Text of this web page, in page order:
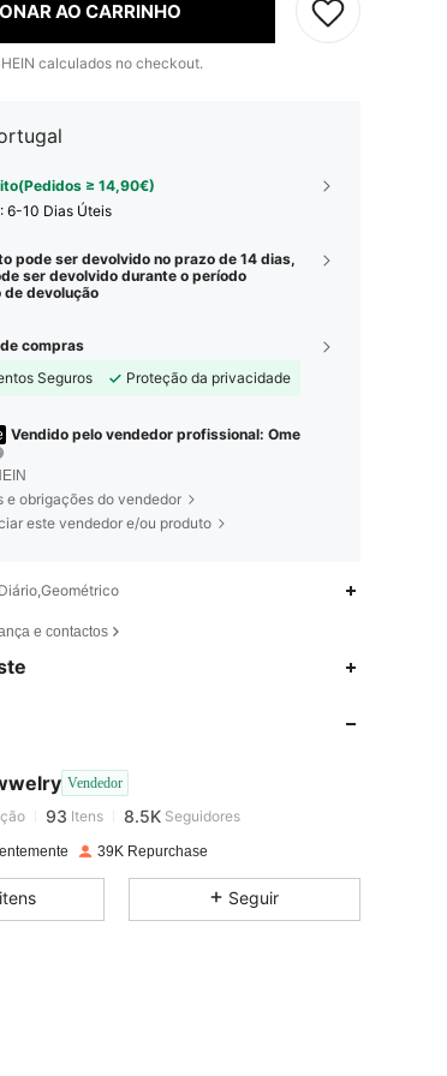
AO CARRINHO
calculados no checkout.
≥ 14,90€)
6-10 Dias Úteis
pode ser devolvido no prazo de 14 dias,
ser devolvido durante o período
devolução
compras
Seguros
Proteção da privacidade
Vendido pelo vendedor profissional: Ome
e obrigações do vendedor
este vendedor e/ou produto
e contactos
Vendedor
93 Itens 8.5K Seguidores
93 8.5K
39K Repurchase
Seguir